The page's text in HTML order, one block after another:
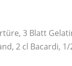
3 Blatt
2 cl Bacardi,